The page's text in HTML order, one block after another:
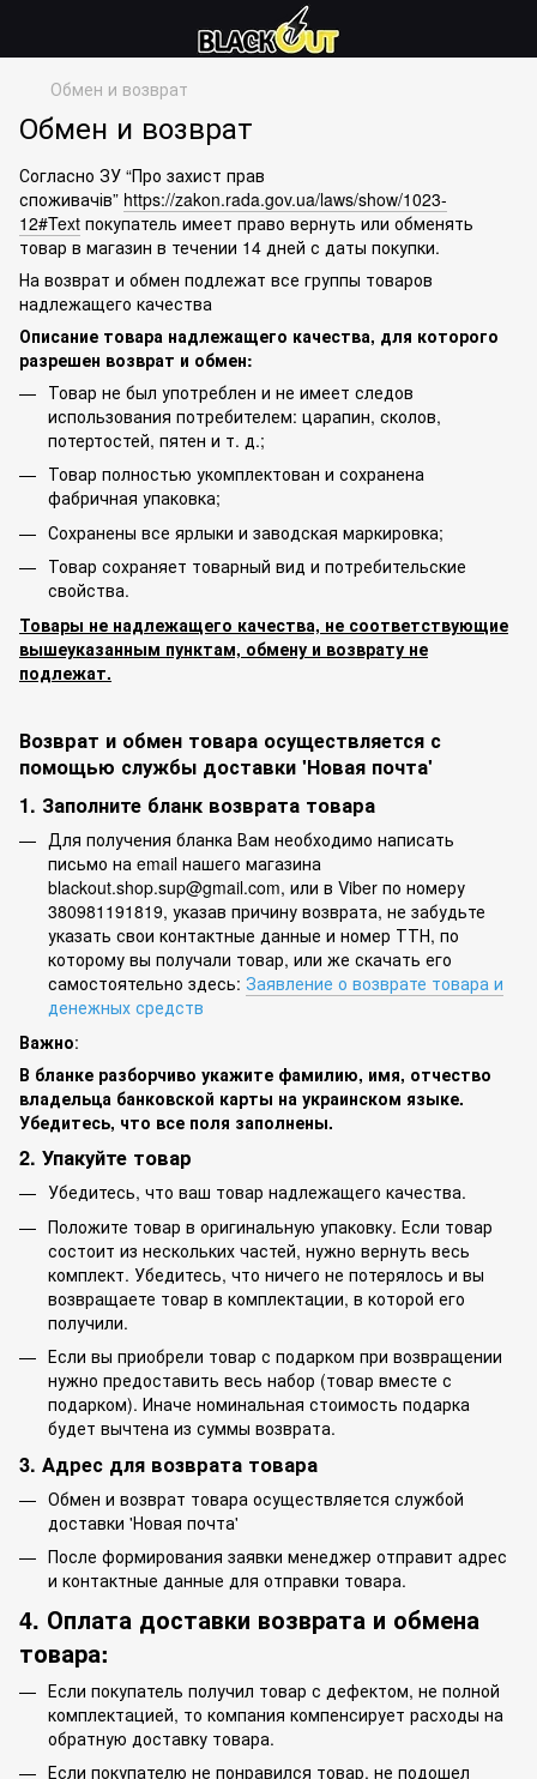
Обмен и возврат
Обмен и возврат
Согласно ЗУ “Про захист прав
споживачів” https://zakon.rada.gov.ua/laws/show/1023-
12#Text покупатель имеет право вернуть или обменять
товар в магазин в течении 14 дней с даты покупки.
На возврат и обмен подлежат все группы товаров
надлежащего качества
Описание товара надлежащего качества, для которого
разрешен возврат и обмен:
Товар не был употреблен и не имеет следов
использования потребителем: царапин, сколов,
потертостей, пятен и т. д.;
Товар полностью укомплектован и сохранена
фабричная упаковка;
Сохранены все ярлыки и заводская маркировка;
Товар сохраняет товарный вид и потребительские
свойства.
Товары не надлежащего качества, не соответствующие
вышеуказанным пунктам, обмену и возврату не
подлежат.
Возврат и обмен товара осуществляется с
помощью службы доставки 'Новая почта'
1. Заполните бланк возврата товара
Для получения бланка Вам необходимо написать
письмо на email нашего магазина
blackout.shop.sup@gmail.com, или в Viber по номеру
380981191819, указав причину возврата, не забудьте
указать свои контактные данные и номер ТТН, по
которому вы получали товар, или же скачать его
самостоятельно здесь: Заявление о возврате товара и
денежных средств
Важно:
В бланке разборчиво укажите фамилию, имя, отчество
владельца банковской карты на украинском языке.
Убедитесь, что все поля заполнены.
2. Упакуйте товар
Убедитесь, что ваш товар надлежащего качества.
Положите товар в оригинальную упаковку. Если товар
состоит из нескольких частей, нужно вернуть весь
комплект. Убедитесь, что ничего не потерялось и вы
возвращаете товар в комплектации, в которой его
получили.
Если вы приобрели товар с подарком при возвращении
нужно предоставить весь набор (товар вместе с
подарком). Иначе номинальная стоимость подарка
будет вычтена из суммы возврата.
3. Адрес для возврата товара
Обмен и возврат товара осуществляется службой
доставки 'Новая почта'
После формирования заявки менеджер отправит адрес
и контактные данные для отправки товара.
4. Оплата доставки возврата и обмена
товара:
Если покупатель получил товар с дефектом, не полной
комплектацией, то компания компенсирует расходы на
обратную доставку товара.
Если покупателю не понравился товар, не подошел